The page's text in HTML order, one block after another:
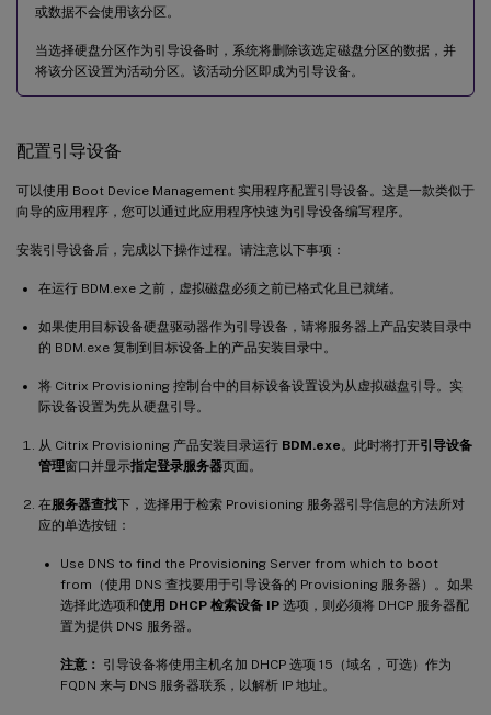
或数据不会使用该分区。
当选择硬盘分区作为引导设备时，系统将删除该选定磁盘分区的数据，并
将该分区设置为活动分区。该活动分区即成为引导设备。
配置引导设备
可以使用 Boot Device Management 实用程序配置引导设备。这是一款类似于
向导的应用程序，您可以通过此应用程序快速为引导设备编写程序。
安装引导设备后，完成以下操作过程。请注意以下事项：
在运行 BDM.exe 之前，虚拟磁盘必须之前已格式化且已就绪。
如果使用目标设备硬盘驱动器作为引导设备，请将服务器上产品安装目录中
的 BDM.exe 复制到目标设备上的产品安装目录中。
将 Citrix Provisioning 控制台中的目标设备设置设为从虚拟磁盘引导。实
际设备设置为先从硬盘引导。
从 Citrix Provisioning 产品安装目录运行 BDM.exe 。此时将打开引导设备
管理窗口并显示指定登录服务器页面。
在服务器查找下，选择用于检索 Provisioning 服务器引导信息的方法所对
应的单选按钮：
Use DNS to find the Provisioning Server from which to boot
from（使用 DNS 查找要用于引导设备的 Provisioning 服务器）。如果
选择此选项和使用 DHCP 检索设备 IP 选项，则必须将 DHCP 服务器配
置为提供 DNS 服务器。
注意：
引导设备将使用主机名加 DHCP 选项 15（域名，可选）作为
FQDN 来与 DNS 服务器联系，以解析 IP 地址。